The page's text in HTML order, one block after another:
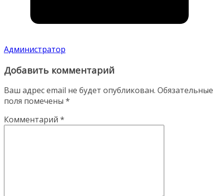
Администратор
Добавить комментарий
Ваш адрес email не будет опубликован. Обязательные
поля помечены *
Комментарий *